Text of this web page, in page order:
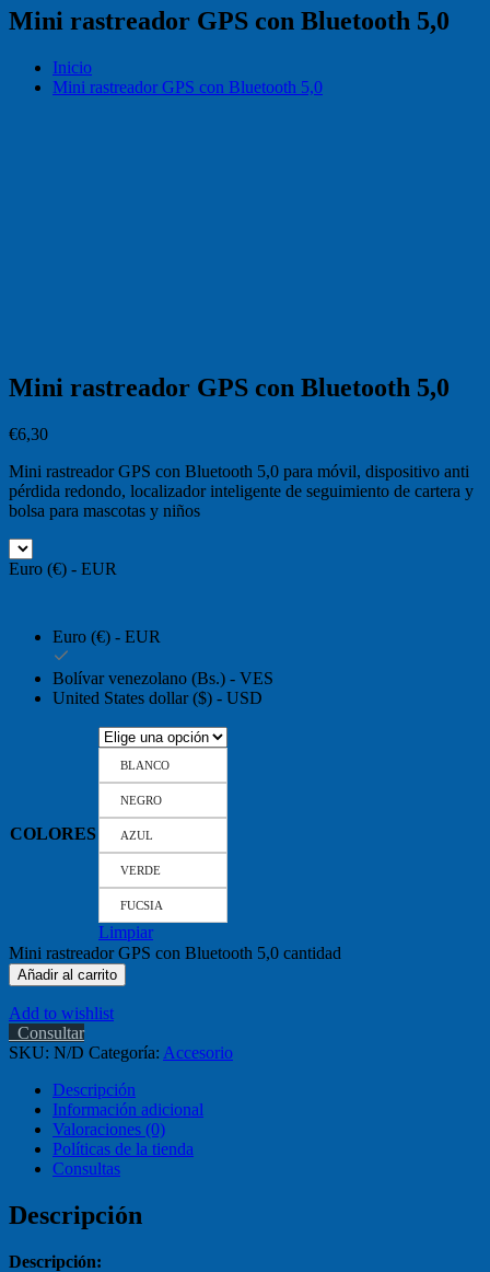
Mini rastreador GPS con Bluetooth 5,0
Inicio
Mini rastreador GPS con Bluetooth 5,0
Mini rastreador GPS con Bluetooth 5,0
€6,30
Mini rastreador GPS con Bluetooth 5,0 para móvil, dispositivo anti
pérdida redondo, localizador inteligente de seguimiento de cartera y
bolsa para mascotas y niños
Euro (€) - EUR
Euro (€) - EUR
Bolívar venezolano (Bs.) - VES
United States dollar ($) - USD
COLORES
BLANCO
NEGRO
AZUL
VERDE
FUCSIA
Limpiar
Mini rastreador GPS con Bluetooth 5,0 cantidad
Añadir al carrito
Add to wishlist
Consultar
SKU: N/D Categoría: Accesorio
Descripción
Información adicional
Valoraciones (0)
Políticas de la tienda
Consultas
Descripción
Descripción: